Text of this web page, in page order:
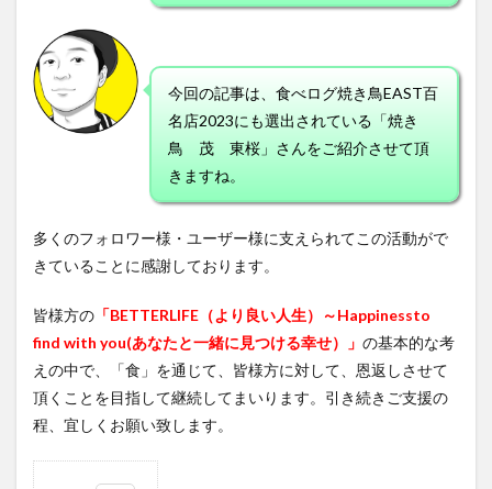
今回の記事は、食べログ焼き鳥EAST百
名店2023にも選出されている「焼き
鳥 茂 東桜」さんをご紹介させて頂
きますね。
多くのフォロワー様・ユーザー様に支えられてこの活動がで
きていることに感謝しております。
皆様方の 「BETTERLIFE （より良い人生）～Happinessto
find with you(あなたと一緒に見つける幸せ）」 の基本的な考
えの中で、「食」を通じて、皆様方に対して、恩返しさせて
頂くことを目指して継続してまいります。引き続きご支援の
程、宜しくお願い致します。